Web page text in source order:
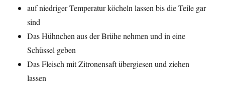
auf niedriger Temperatur köcheln lassen bis die Teile gar
sind
Das Hühnchen aus der Brühe nehmen und in eine
Schüssel geben
Das Fleisch mit Zitronensaft übergiesen und ziehen
lassen